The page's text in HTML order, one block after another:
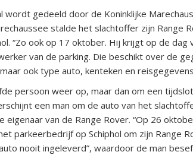
wordt gedeeld door de Koninklijke
stalde het slachtoffer zijn Range
“Zo ook op 17 oktober. Hij krijgt op de
van de parking. Die beschikt over de
ook type auto, kenteken en
persoon weer op, maar dan om een
een man om de auto van het
eigenaar van de Range Rover. “Op 26
parkeerbedrijf op Schiphol om zijn Range
nooit ingeleverd”, waardoor de man